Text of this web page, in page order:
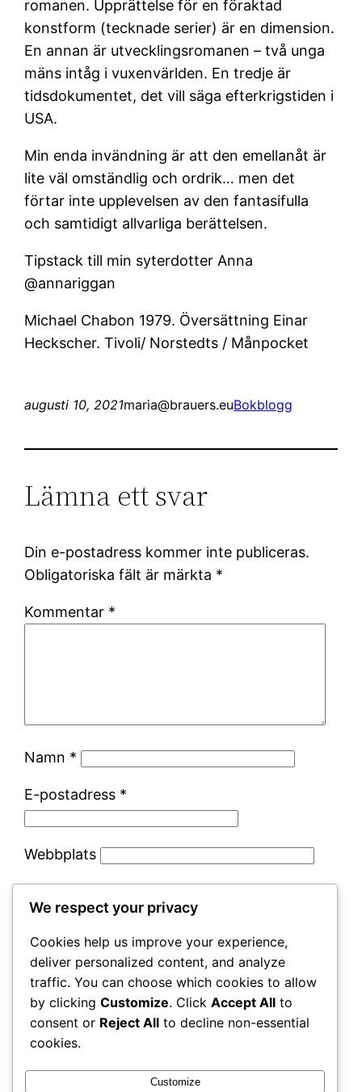
romanen. Upprättelse för en föraktad
konstform (tecknade serier) är en dimension.
En annan är utvecklingsromanen – två unga
mäns intåg i vuxenvärlden. En tredje är
tidsdokumentet, det vill säga efterkrigstiden i
USA.
Min enda invändning är att den emellanåt är
lite väl omständlig och ordrik… men det
förtar inte upplevelsen av den fantasifulla
och samtidigt allvarliga berättelsen.
Tipstack till min syterdotter Anna
@annariggan
Michael Chabon 1979. Översättning Einar
Heckscher. Tivoli/ Norstedts / Månpocket
augusti 10, 2021maria@brauers.euBokblogg
Lämna ett svar
Din e-postadress kommer inte publiceras.
Obligatoriska fält är märkta *
Kommentar *
Namn *
E-postadress *
Webbplats
webbplats i denna webbläsare till nästa gång
jag skriver en kommentar.
We respect your privacy
Cookies help us improve your experience,
deliver personalized content, and analyze
traffic. You can choose which cookies to allow
by clicking Customize. Click Accept All to
consent or Reject All to decline non-essential
cookies.
Customize